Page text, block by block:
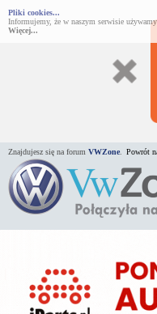
Pliki cookies...
Informujemy, że w naszym serwisie
Więcej...
Znajdujesz się na forum VWZone Powrót